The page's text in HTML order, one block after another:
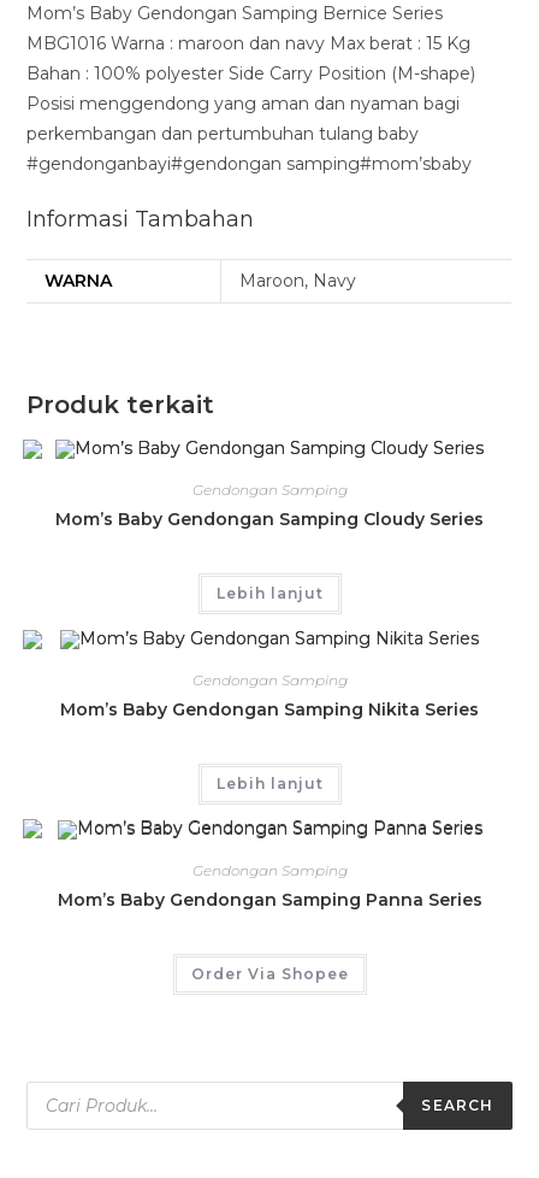
Mom’s Baby Gendongan Samping Bernice Series
MBG1016 Warna : maroon dan navy Max berat : 15 Kg
Bahan : 100% polyester Side Carry Position (M-shape)
Posisi menggendong yang aman dan nyaman bagi
perkembangan dan pertumbuhan tulang baby
#gendonganbayi#gendongan samping#mom’sbaby
Informasi Tambahan
WARNA Maroon, Navy
Produk terkait
Gendongan Samping
Mom’s Baby Gendongan Samping Cloudy Series
Lebih lanjut
Gendongan Samping
Mom’s Baby Gendongan Samping Nikita Series
Lebih lanjut
Gendongan Samping
Mom’s Baby Gendongan Samping Panna Series
Order Via Shopee
SEARCH